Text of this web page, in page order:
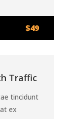
$49
Traffic
tincidunt
ex